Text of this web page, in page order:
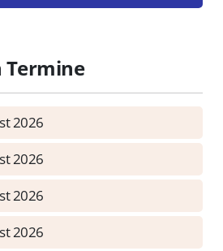
Termine
2026
2026
2026
2026